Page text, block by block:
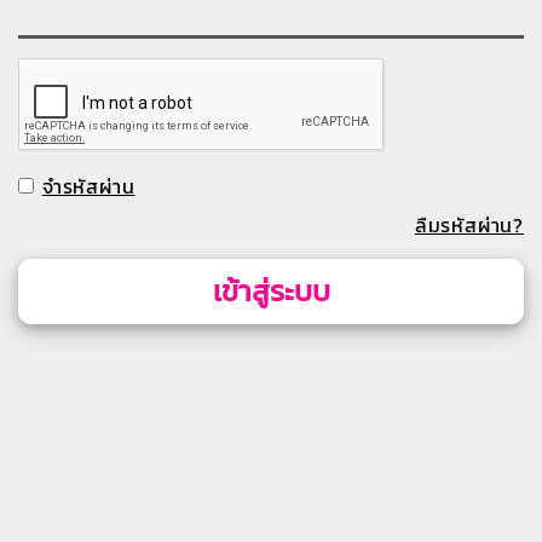
จำรหัสผ่าน
ลืมรหัสผ่าน?
เข้าสู่ระบบ